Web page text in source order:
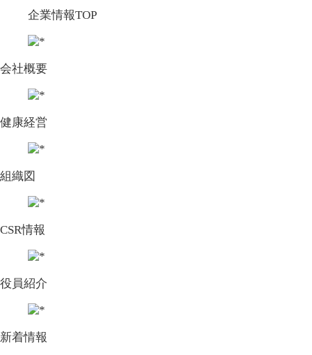
企業情報TOP
会社概要
健康経営
組織図
CSR情報
役員紹介
新着情報